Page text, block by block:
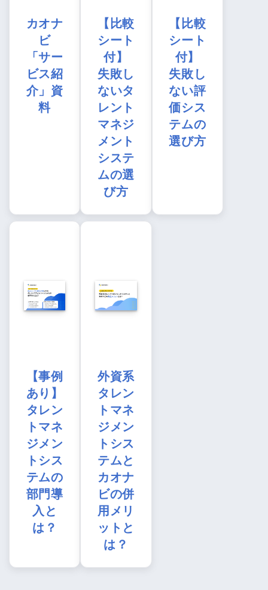
カオナ
ビ
「サー
ビス紹
介」資
料
【比較
シート
付】
失敗し
ないタ
レント
マネジ
メント
システ
ムの選
び方
【比較
シート
付】
失敗し
ない評
価シス
テムの
選び方
【事例
あり】
タレン
トマネ
ジメン
トシス
テムの
部門導
入と
は？
外資系
タレン
トマネ
ジメン
トシス
テムと
カオナ
ビの併
用メリ
ットと
は？